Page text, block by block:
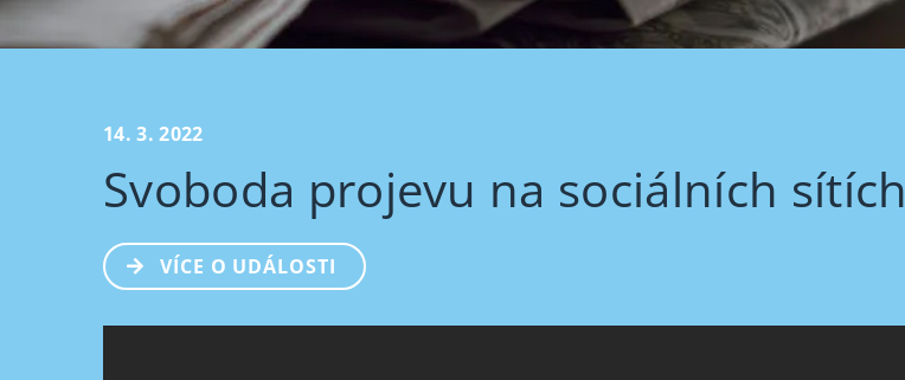
14. 3. 2022
Svoboda projevu na sociálních sítích
VÍCE O UDÁLOSTI